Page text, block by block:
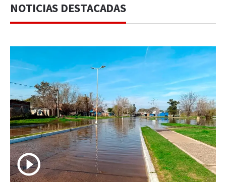
NOTICIAS DESTACADAS